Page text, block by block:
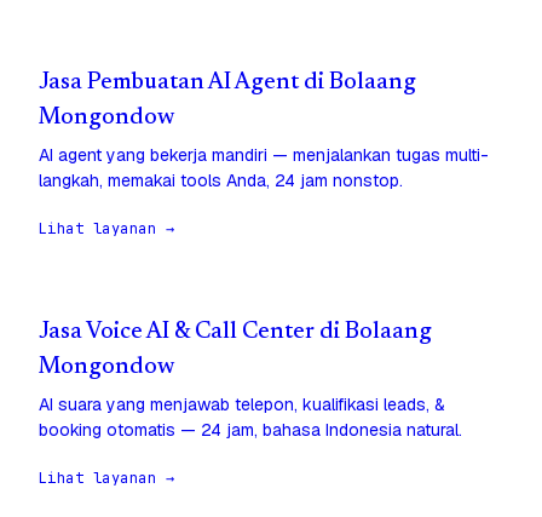
Jasa Pembuatan AI Agent di Bolaang
Mongondow
AI agent yang bekerja mandiri — menjalankan tugas multi-
langkah, memakai tools Anda, 24 jam nonstop.
Lihat layanan →
Jasa Voice AI & Call Center di Bolaang
Mongondow
AI suara yang menjawab telepon, kualifikasi leads, &
booking otomatis — 24 jam, bahasa Indonesia natural.
Lihat layanan →